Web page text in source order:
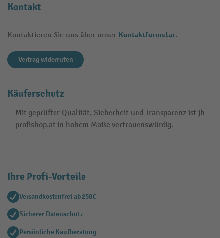
Kontakt
Kontaktieren Sie uns über unser Kontaktformular.
Vertrag widerrufen
Käuferschutz
Mit geprüfter Qualität, Sicherheit und Transparenz ist jh-
profishop.at in hohem Maße vertrauenswürdig.
Ihre Profi-Vorteile
Versandkostenfrei ab 250€
Sicherer Datenschutz
Persönliche Kaufberatung